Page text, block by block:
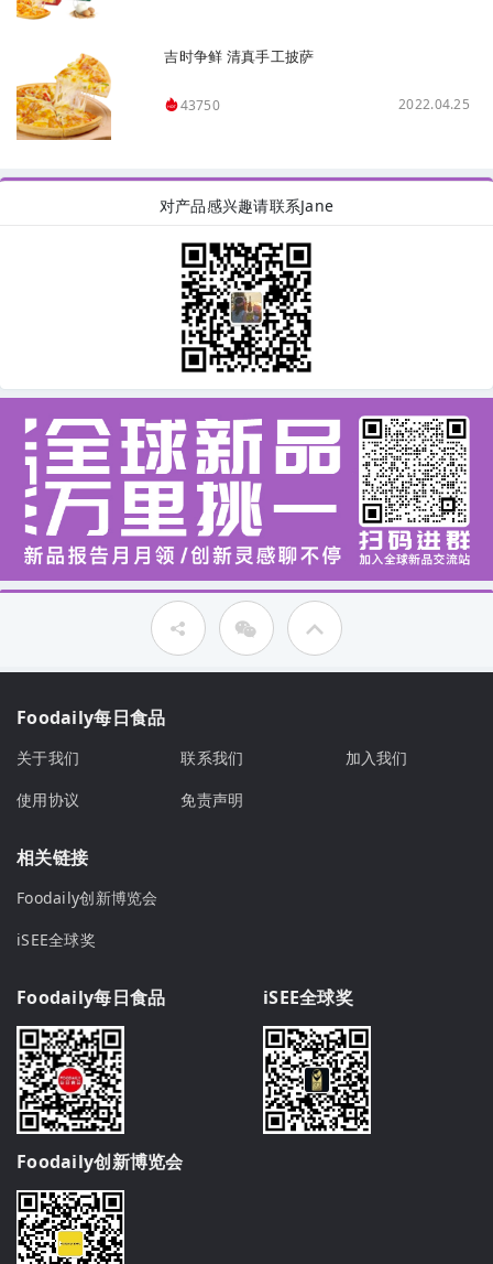
吉时争鲜 清真手工披萨
43750 2022.04.25
对产品感兴趣请联系Jane
Foodaily每日食品
关于我们 联系我们
加入我们
使用协议
免责声明
相关链接
Foodaily创新博览会
iSEE全球奖
Foodaily每日食品 iSEE全球奖
Foodaily创新博览会